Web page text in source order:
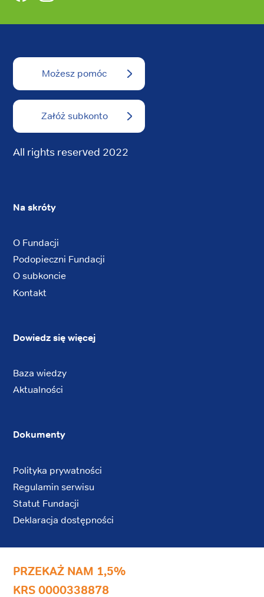
Możesz pomóc
Załóż subkonto
All rights reserved 2022
Na skróty
O Fundacji
Podopieczni Fundacji
O subkoncie
Kontakt
Dowiedz się więcej
Baza wiedzy
Aktualności
Dokumenty
Polityka prywatności
Regulamin serwisu
Statut Fundacji
Deklaracja dostępności
PRZEKAŻ NAM 1,5%
KRS 0000338878